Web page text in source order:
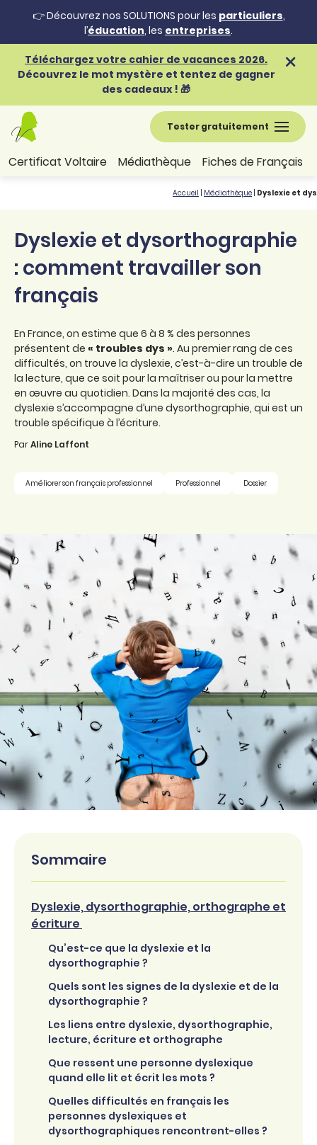
👉 Découvrez nos SOLUTIONS pour les particuliers,
l’éducation, les entreprises.
Téléchargez votre cahier de vacances 2026.
Découvrez le mot mystère et tentez de gagner
des cadeaux ! 🎁
Tester gratuitement
Certificat Voltaire Médiathèque Fiches de Français
Accueil Médiathèque Dyslexie et
Dyslexie et dysorthographie
: comment travailler son
français
En France, on estime que 6 à 8 % des personnes
présentent de « troubles dys ». Au premier rang de ces
difficultés, on trouve la dyslexie, c’est-à-dire un trouble de
la lecture, que ce soit pour la maîtriser ou pour la mettre
en œuvre au quotidien. Dans la majorité des cas, la
dyslexie s’accompagne d’une dysorthographie, qui est un
trouble spécifique à l’écriture.
ParAline Laffont
Améliorer son français professionnel Professionnel Dossier
Sommaire
Dyslexie, dysorthographie, orthographe et
écriture
Qu’est-ce que la dyslexie et la
dysorthographie ?
Quels sont les signes de la dyslexie et de la
dysorthographie ?
Les liens entre dyslexie, dysorthographie,
lecture, écriture et orthographe
Que ressent une personne dyslexique
quand elle lit et écrit les mots ?
Quelles difficultés en français les
personnes dyslexiques et
dysorthographiques rencontrent-elles ?